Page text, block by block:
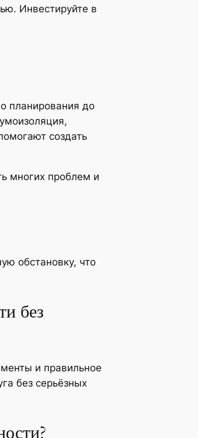
Инвестируйте в
планирования до
создать
многих проблем и
обстановку, что
без
и правильное
без серьёзных